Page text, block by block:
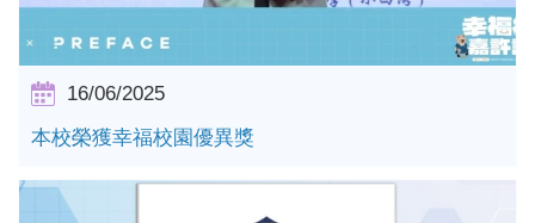
16/06/2025
本校榮獲幸福校園優異獎